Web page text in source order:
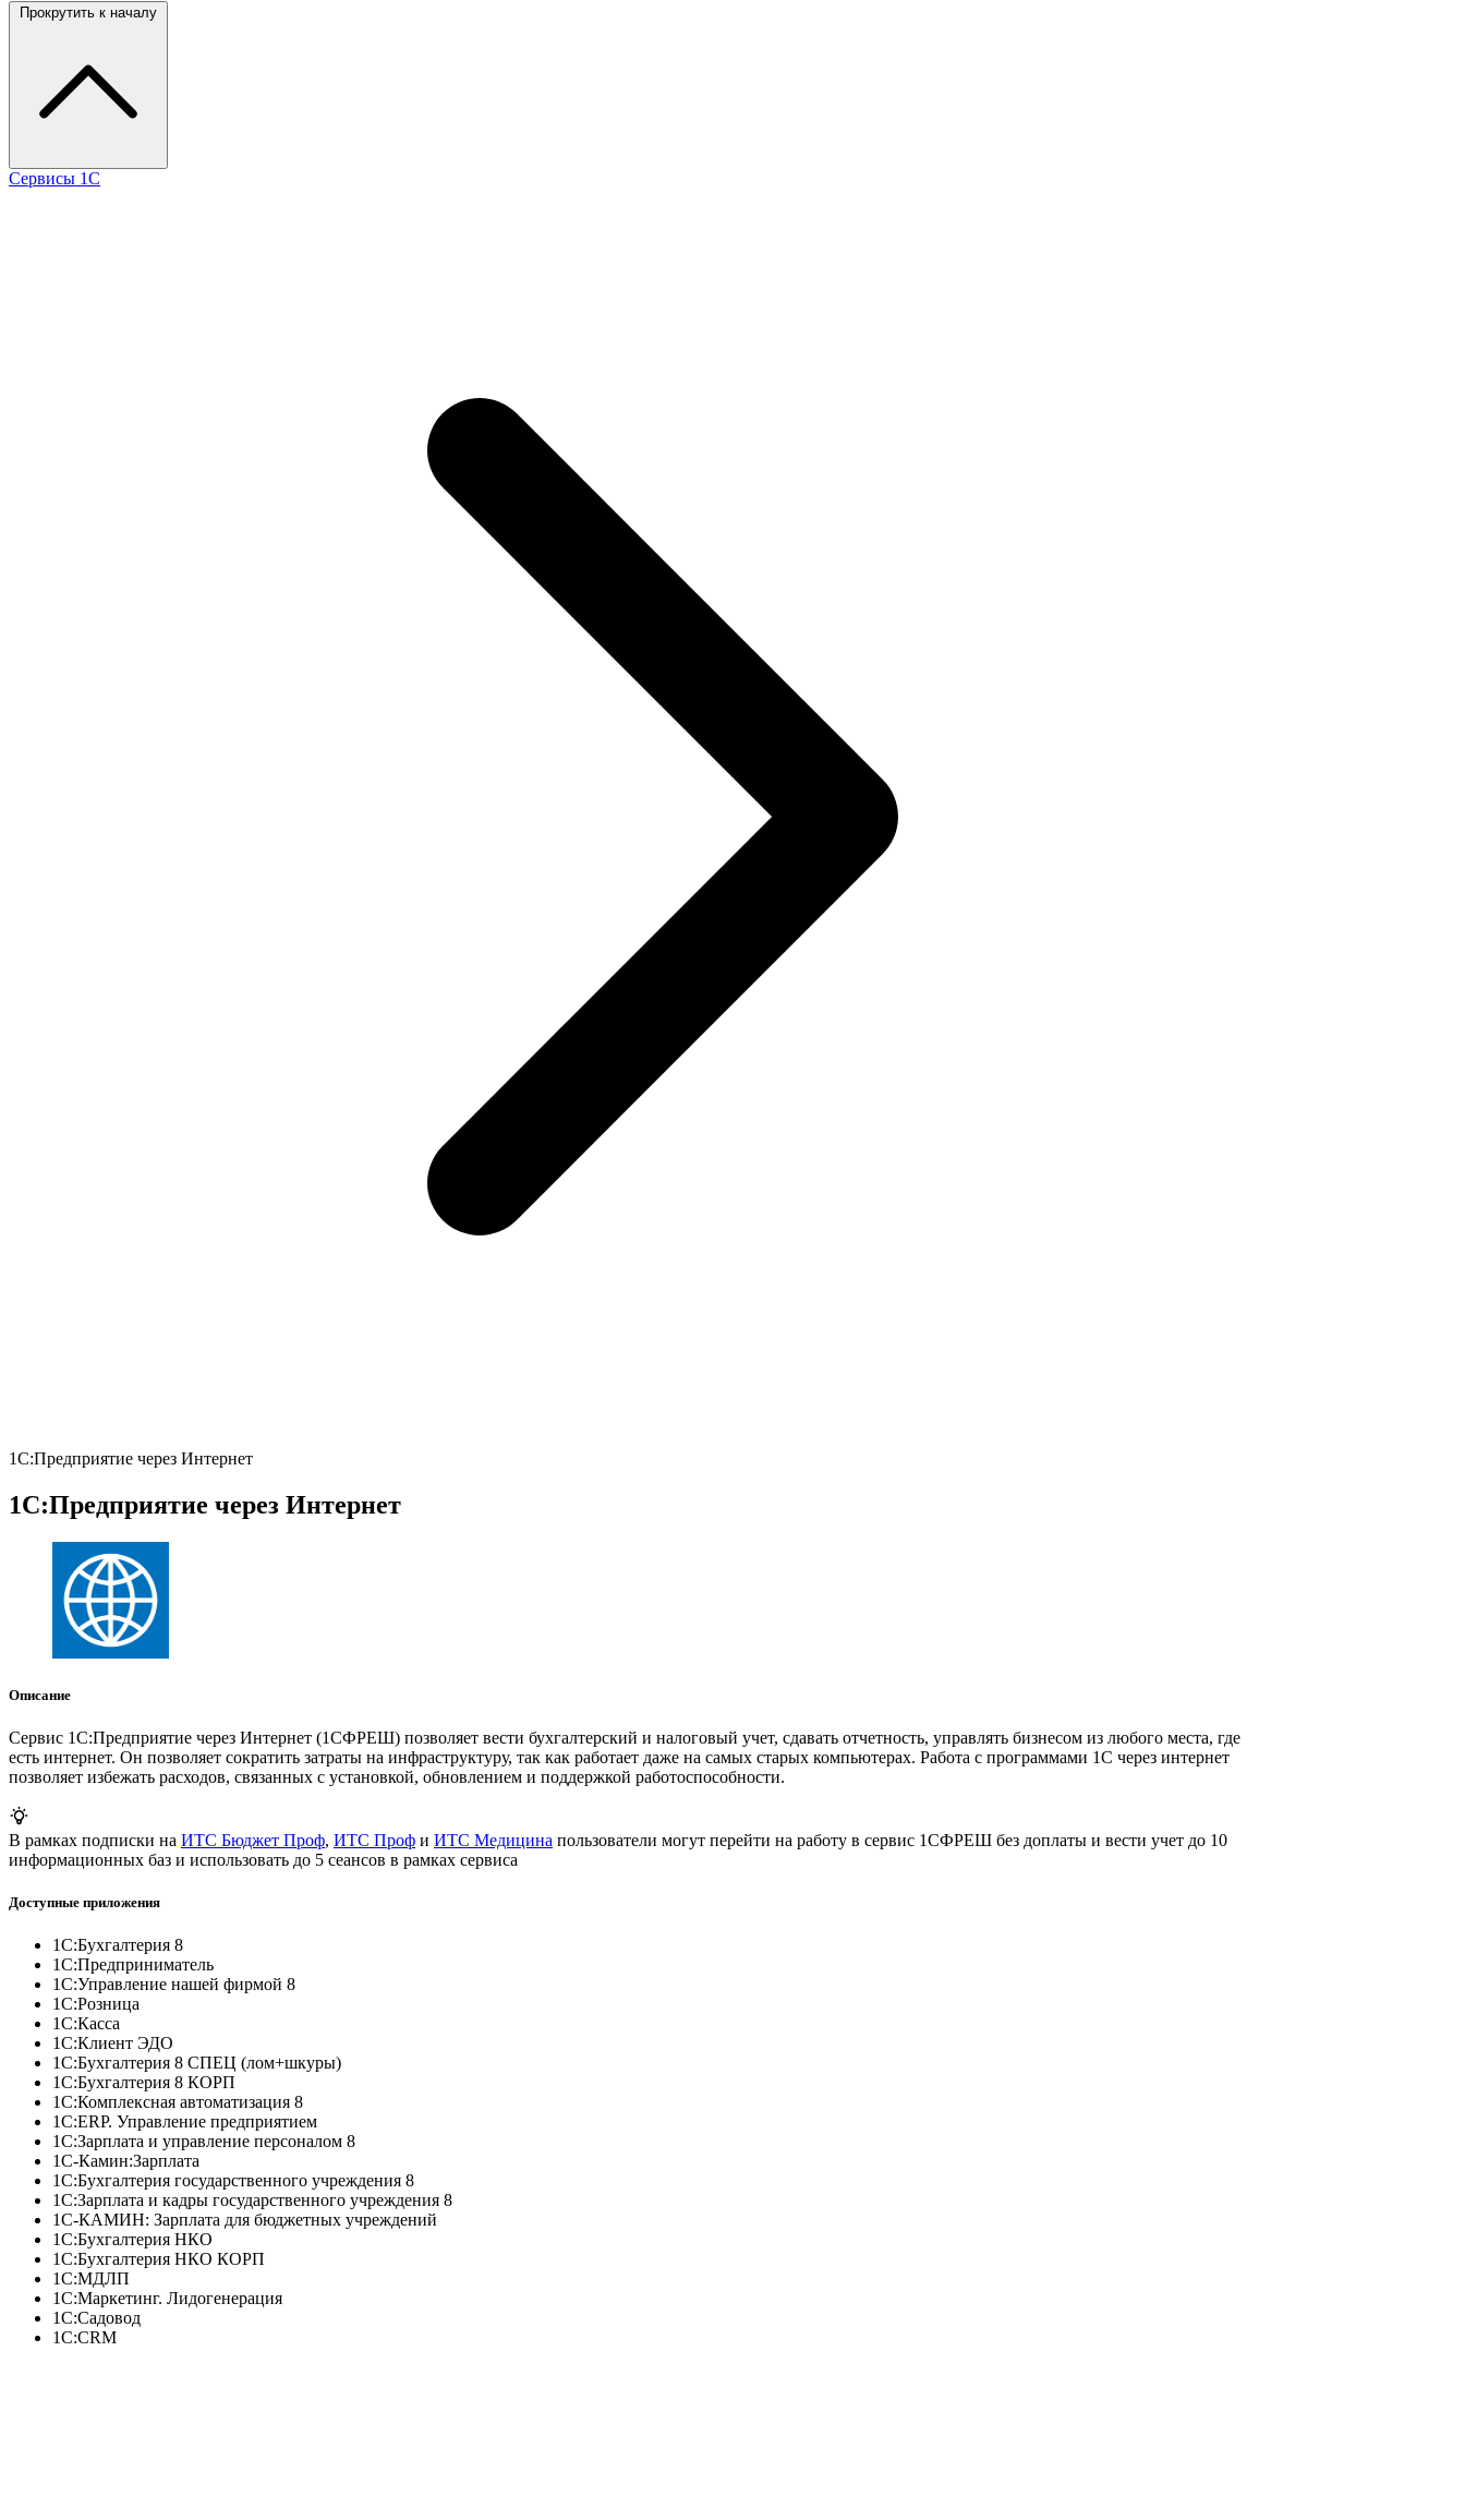
Прокрутить к началу
Сервисы 1С
1С:Предприятие через Интернет
1С:Предприятие через Интернет
Описание
Сервис 1С:Предприятие через Интернет (1СФРЕШ) позволяет вести бухгалтерский и налоговый учет, сдавать отчетность, управлять бизнесом из любого места, где
есть интернет. Он позволяет сократить затраты на инфраструктуру, так как работает даже на самых старых компьютерах. Работа с программами 1С через интернет
позволяет избежать расходов, связанных с установкой, обновлением и поддержкой работоспособности.
В рамках подписки на ИТС Бюджет Проф, ИТС Проф и ИТС Медицина пользователи могут перейти на работу в сервис 1СФРЕШ без доплаты и вести учет до 10
информационных баз и использовать до 5 сеансов в рамках сервиса
Доступные приложения
1С:Бухгалтерия 8
1С:Предприниматель
1С:Управление нашей фирмой 8
1С:Розница
1С:Касса
1С:Клиент ЭДО
1С:Бухгалтерия 8 СПЕЦ (лом+шкуры)
1С:Бухгалтерия 8 КОРП
1С:Комплексная автоматизация 8
1С:ERP. Управление предприятием
1С:Зарплата и управление персоналом 8
1С-Камин:Зарплата
1С:Бухгалтерия государственного учреждения 8
1С:Зарплата и кадры государственного учреждения 8
1С-КАМИН: Зарплата для бюджетных учреждений
1С:Бухгалтерия НКО
1С:Бухгалтерия НКО КОРП
1С:МДЛП
1С:Маркетинг. Лидогенерация
1С:Садовод
1С:CRM